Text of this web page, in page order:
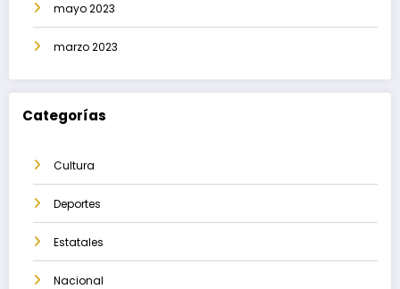
mayo 2023
marzo 2023
Categorías
Cultura
Deportes
Estatales
Nacional